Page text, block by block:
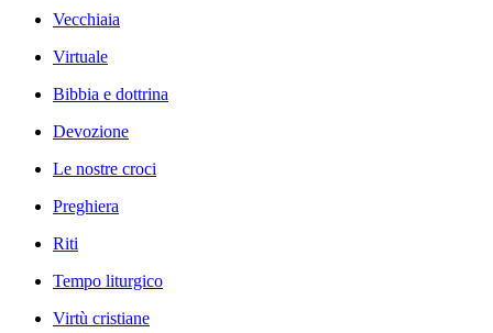
Vecchiaia
Virtuale
Bibbia e dottrina
Devozione
Le nostre croci
Preghiera
Riti
Tempo liturgico
Virtù cristiane